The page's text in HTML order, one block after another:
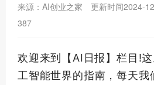
来源：AI创业之家 更新时间2024-
387
欢迎来到【AI日报】栏目!
工智能世界的指南，每天我